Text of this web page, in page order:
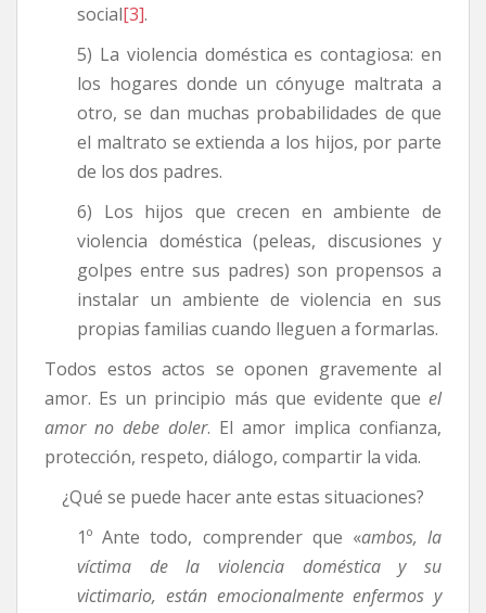
social[3].
5) La violencia doméstica es contagiosa: en
los hogares donde un cónyuge maltrata a
otro, se dan muchas probabilidades de que
el maltrato se extienda a los hijos, por parte
de los dos padres.
6) Los hijos que crecen en ambiente de
violencia doméstica (peleas, discusiones y
golpes entre sus padres) son propensos a
instalar un ambiente de violencia en sus
propias familias cuando lleguen a formarlas.
Todos estos actos se oponen gravemente al
amor. Es un principio más que evidente que el
amor no debe doler. El amor implica confianza,
protección, respeto, diálogo, compartir la vida.
¿Qué se puede hacer ante estas situaciones?
1º Ante todo, comprender que «ambos, la
víctima de la violencia doméstica y su
victimario, están emocionalmente enfermos y